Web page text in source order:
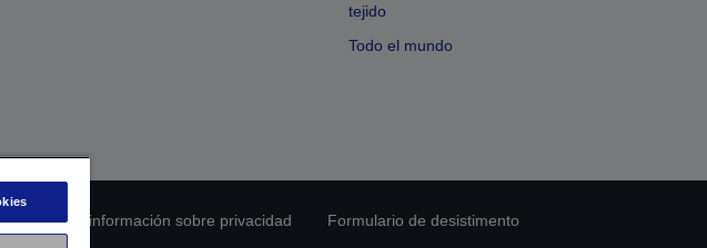
tejido
Todo el mundo
de información sobre privacidad
Formulario de desistimento